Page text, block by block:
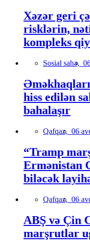
Xəzər geri
risklərin,
kompleks
Sosial sahə,
hiss edilən
bahalaşır
Qafqaz, 06
“Tramp
Ermənistan
biləcək
Qafqaz, 06
ABŞ və Çin
marşrutlar